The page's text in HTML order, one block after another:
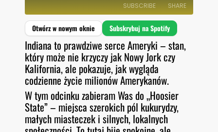
P
I
O
D
E
SUBSCRIBE SHARE
Spotify
RSS FEED
SHARE
LINK
EMBED
Indiana to prawdziwe serce Ameryki – stan,
który może nie krzyczy jak Nowy Jork czy
Kalifornia, ale pokazuje, jak wygląda
codzienne życie milionów Amerykanów.
W tym odcinku zabieram Was do „Hoosier
State” – miejsca szerokich pól kukurydzy,
małych miasteczek i silnych, lokalnych